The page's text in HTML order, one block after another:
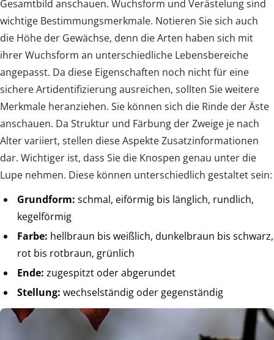
Gesamtbild anschauen. Wuchsform und Verästelung sind
wichtige Bestimmungsmerkmale. Notieren Sie sich auch
die Höhe der Gewächse, denn die Arten haben sich mit
ihrer Wuchsform an unterschiedliche Lebensbereiche
angepasst. Da diese Eigenschaften noch nicht für eine
sichere Artidentifizierung ausreichen, sollten Sie weitere
Merkmale heranziehen. Sie können sich die Rinde der Äste
anschauen. Da Struktur und Färbung der Zweige je nach
Alter variiert, stellen diese Aspekte Zusatzinformationen
dar. Wichtiger ist, dass Sie die Knospen genau unter die
Lupe nehmen. Diese können unterschiedlich gestaltet sein:
Grundform: schmal, eiförmig bis länglich, rundlich,
kegelförmig
Farbe: hellbraun bis weißlich, dunkelbraun bis schwarz,
rot bis rotbraun, grünlich
Ende: zugespitzt oder abgerundet
Stellung: wechselständig oder gegenständig